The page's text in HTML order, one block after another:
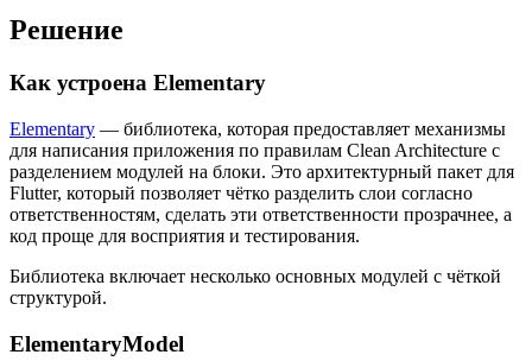
Решение
Как устроена Elementary
Elementary — библиотека, которая предоставляет механизмы
для написания приложения по правилам Clean Architecture с
разделением модулей на блоки. Это архитектурный пакет для
Flutter, который позволяет чётко разделить слои согласно
ответственностям, сделать эти ответственности прозрачнее, а
код проще для восприятия и тестирования.
Библиотека включает несколько основных модулей с чёткой
структурой.
ElementaryModel